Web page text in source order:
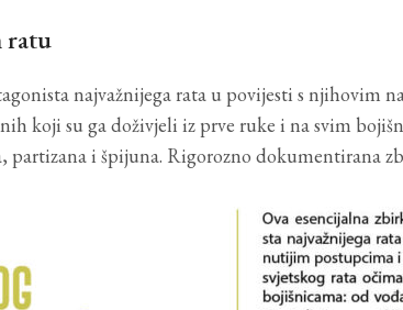
ratu
najvažnijega rata u povijesti s
koji su ga doživjeli iz prve ruke i na svim
partizana i špijuna. Rigorozno dokumentirana